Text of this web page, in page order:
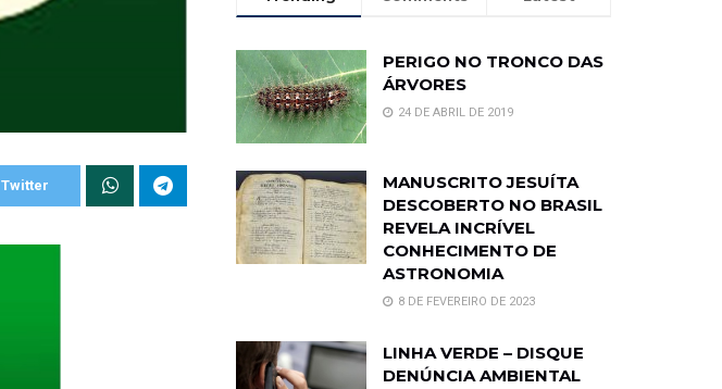
Twitter
PERIGO NO TRONCO DAS
ÁRVORES
24 DE ABRIL DE 2019
MANUSCRITO JESUÍTA
DESCOBERTO NO BRASIL
REVELA INCRÍVEL
CONHECIMENTO DE
ASTRONOMIA
8 DE FEVEREIRO DE 2023
LINHA VERDE – DISQUE
DENÚNCIA AMBIENTAL